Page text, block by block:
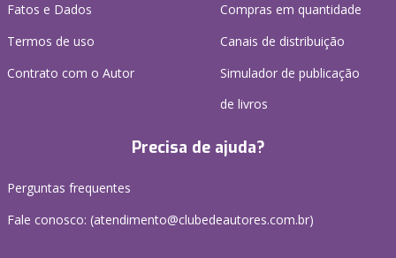
Fatos e Dados
Termos de uso
Contrato com o Autor
Compras em quantidade
Canais de distribuição
Simulador de publicação
de livros
Precisa de ajuda?
Perguntas frequentes
Fale conosco: (atendimento@clubedeautores.com.br)